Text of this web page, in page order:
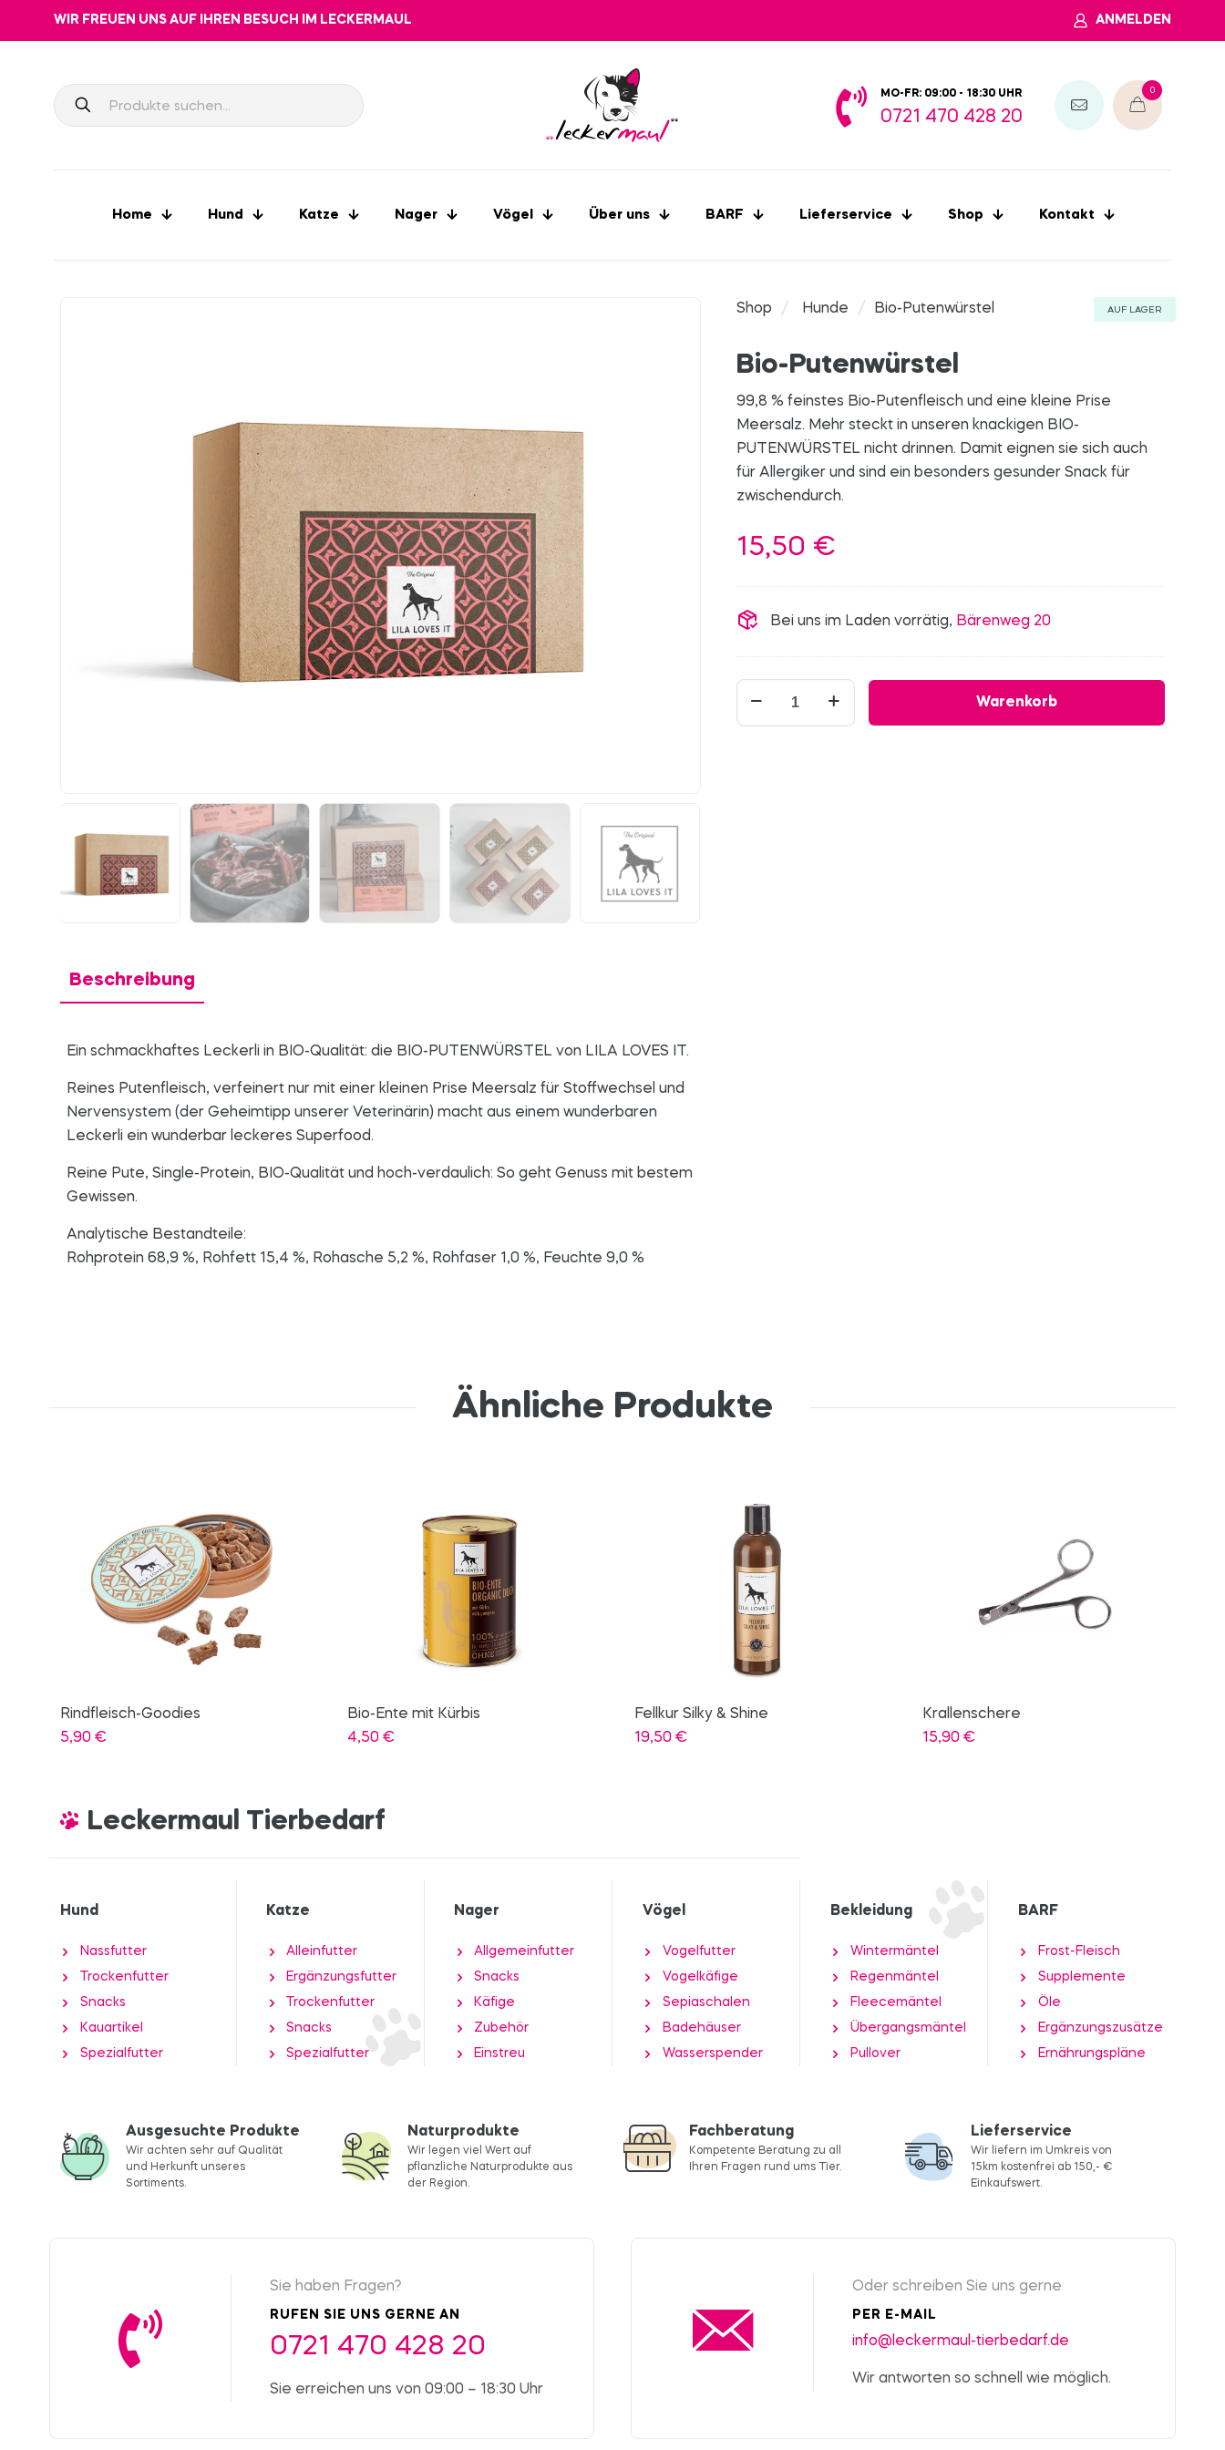
WIR FREUEN UNS AUF IHREN BESUCH IM LECKERMAUL ANMELDEN
MO-FR: 09:00 - 18:30 UHR
0721 470 428 20
0
Home Hund Katze Nager Vögel Über uns BARF Lieferservice Shop Kontakt
Beschreibung
Ein schmackhaftes Leckerli in BIO-Qualität: die BIO-PUTENWÜRSTEL von LILA LOVES IT.
Reines Putenfleisch, verfeinert nur mit einer kleinen Prise Meersalz für Stoffwechsel und
Nervensystem (der Geheimtipp unserer Veterinärin) macht aus einem wunderbaren
Leckerli ein wunderbar leckeres Superfood.
Reine Pute, Single-Protein, BIO-Qualität und hoch-verdaulich: So geht Genuss mit bestem
Gewissen.
Analytische Bestandteile:
Rohprotein 68,9 %, Rohfett 15,4 %, Rohasche 5,2 %, Rohfaser 1,0 %, Feuchte 9,0 %
Shop / Hunde / Bio-Putenwürstel AUF LAGER
Bio-Putenwürstel
99,8 % feinstes Bio-Putenfleisch und eine kleine Prise
Meersalz. Mehr steckt in unseren knackigen BIO-
PUTENWÜRSTEL nicht drinnen. Damit eignen sie sich auch
für Allergiker und sind ein besonders gesunder Snack für
zwischendurch.
15,50 €
Bei uns im Laden vorrätig, Bärenweg 20
Warenkorb
Ähnliche Produkte
Bio-Ente mit Kürbis
4,50€
Fellkur Silky & Shine
19,50€
Krallenschere
15,90€
Kaninchenohren
6,50€
Leckermaul Tierbedarf
Hund
Nassfutter
Trockenfutter
Snacks
Kauartikel
Spezialfutter
Katze
Alleinfutter
Ergänzungsfutter
Trockenfutter
Snacks
Spezialfutter
Nager
Allgemeinfutter
Snacks
Käfige
Zubehör
Einstreu
Vögel
Vogelfutter
Vogelkäfige
Sepiaschalen
Badehäuser
Wasserspender
Bekleidung
Wintermäntel
Regenmäntel
Fleecemäntel
Übergangsmäntel
Pullover
BARF
Frost-Fleisch
Supplemente
Öle
Ergänzungszusätze
Ernährungspläne
Ausgesuchte Produkte
Wir achten sehr auf Qualität
und Herkunft unseres
Sortiments.
Naturprodukte
Wir legen viel Wert auf
pflanzliche Naturprodukte aus
der Region.
Fachberatung
Kompetente Beratung zu all
Ihren Fragen rund ums Tier.
Lieferservice
Wir liefern im Umkreis von
15km kostenfrei ab 150,- €
Einkaufswert.
Sie haben Fragen?
RUFEN SIE UNS GERNE AN
0721 470 428 20
Sie erreichen uns von 09:00 – 18:30 Uhr
Oder schreiben Sie uns gerne
PER E-MAIL
info@leckermaul-tierbedarf.de
Wir antworten so schnell wie möglich.